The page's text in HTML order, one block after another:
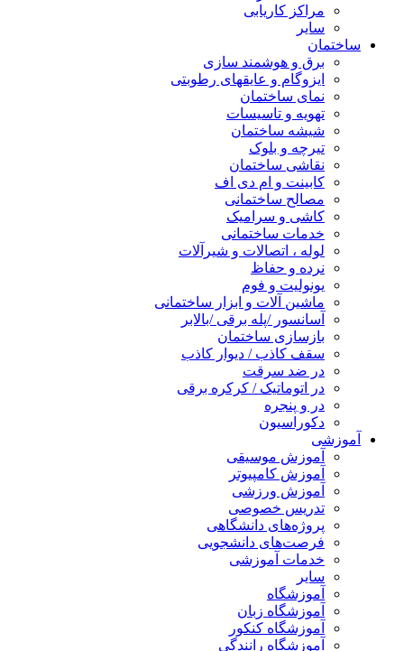
مراکز کاریابی
سایر
ساختمان
برق و هوشمند سازی
ایزوگام و عایقهای رطوبتی
نمای ساختمان
تهویه و تاسیسات
شیشه ساختمان
تیرچه و بلوک
نقاشی ساختمان
کابینت و ام دی اف
مصالح ساختمانی
کاشی و سرامیک
خدمات ساختمانی
لوله ، اتصالات و شیرآلات
نرده و حفاظ
یونولیت و فوم
ماشین آلات و ابزار ساختمانی
آسانسور /پله برقی /بالابر
بازسازی ساختمان
سقف کاذب / دیوار کاذب
در ضد سرقت
در اتوماتیک / کرکره برقی
در و پنجره
دکوراسیون
آموزشی
آموزش موسیقی
آموزش کامپیوتر
آموزش ورزشی
تدریس خصوصی
پروژه‌های دانشگاهی
فرصت‌های دانشجویی
خدمات آموزشی
سایر
آموزشگاه
آموزشگاه زبان
آموزشگاه کنکور
آموزشگاه رانندگی